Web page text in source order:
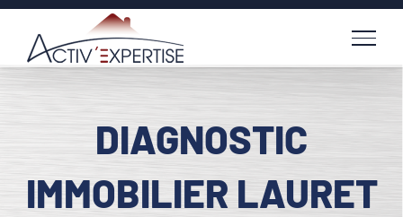
Passer
contenu
DIAGNOSTIC
IMMOBILIER LAURET